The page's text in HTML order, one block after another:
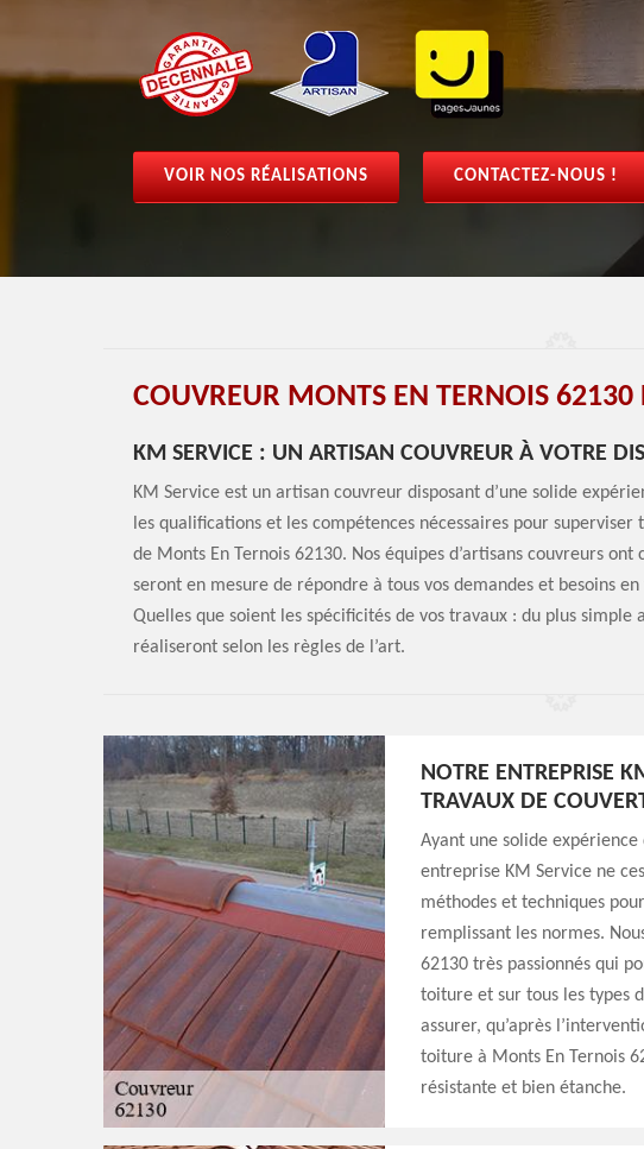
VOIR NOS RÉALISATIONS CONTACTEZ-NOUS !
COUVREUR MONTS EN TERNOIS 62130
KM SERVICE : UN ARTISAN COUVREUR À VOTRE
KM Service est un artisan couvreur disposant d’une solide
les qualifications et les compétences nécessaires pour
de Monts En Ternois 62130. Nos équipes d’artisans couvreurs
seront en mesure de répondre à tous vos demandes et besoins
Quelles que soient les spécificités de vos travaux : du plus simple
réaliseront selon les règles de l’art.
NOTRE ENTREPRISE
TRAVAUX DE
Ayant une solide
entreprise KM Service ne
méthodes et techniques
remplissant les normes.
62130 très passionnés qui
toiture et sur tous les types
assurer, qu’après
toiture à Monts En Ternois
résistante et bien étanche.